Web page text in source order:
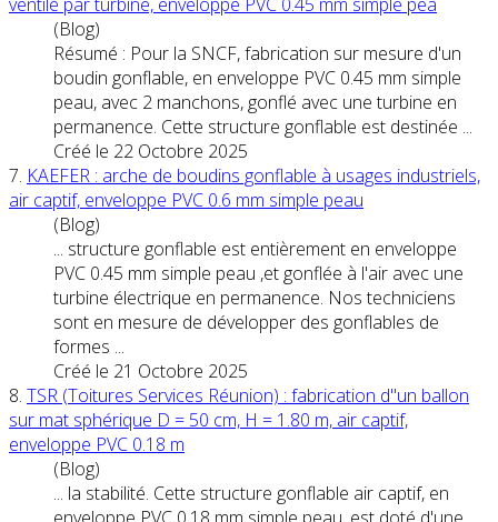
(Blog)
Résumé : Pour la SNCF, fabrication sur mesure d'un
boudin gonflable, en enveloppe PVC 0.45 mm simple
peau, avec 2 manchons, gonflé avec une turbine en
permanence. Cette structure gonflable est destinée ...
Créé le 22 Octobre 2025
7. KAEFER : arche de boudins gonflable à usages industriels,
air captif, enveloppe PVC 0.6 mm simple peau
(Blog)
... structure gonflable est entièrement en enveloppe
PVC 0.45 mm simple peau ,et gonflée à l'air avec une
turbine électrique en permanence. Nos techniciens
sont en mesure de développer des gonflables de
formes ...
Créé le 21 Octobre 2025
8. TSR (Toitures Services Réunion) : fabrication d"un ballon
sur mat sphérique D = 50 cm, H = 1.80 m, air captif,
enveloppe PVC 0.18 m
(Blog)
... la stabilité. Cette structure gonflable air captif, en